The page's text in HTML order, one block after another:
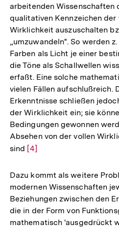
arbeitenden Wissenschaften
qualitativen Kennzeichen der
Wirklichkeit auszuschalten
„umzuwandeln". So werden
Farben als Licht je einer
die Töne als Schallwellen
erfaßt. Eine solche
vielen Fällen aufschlußreich.
Erkenntnisse schließen
der Wirklichkeit ein; sie
Bedingungen gewonnen
Absehen von der vollen
sind Zur
der
Fußnote
[4]
Dazu kommt als weitere
modernen Wissenschaften
Beziehungen zwischen den
die in der Form von
mathematisch 'ausgedrückt